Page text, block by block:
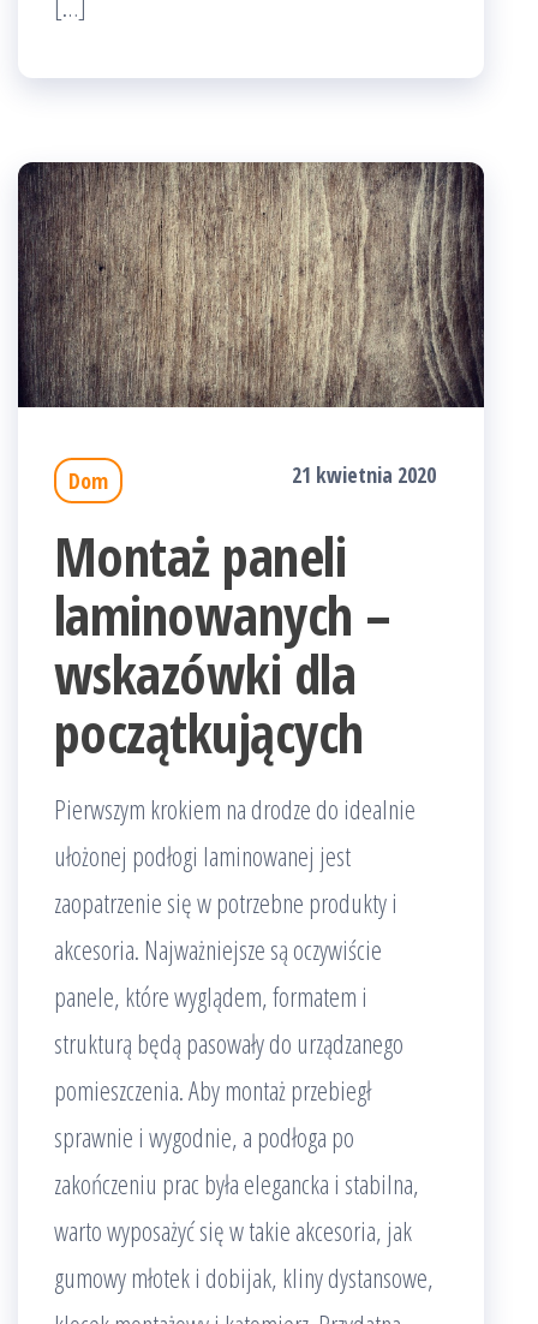
Dom 21 kwietnia 2020
Montaż paneli
laminowanych –
wskazówki dla
początkujących
Pierwszym krokiem na drodze do idealnie
ułożonej podłogi laminowanej jest
zaopatrzenie się w potrzebne produkty i
akcesoria. Najważniejsze są oczywiście
panele, które wyglądem, formatem i
strukturą będą pasowały do urządzanego
pomieszczenia. Aby montaż przebiegł
sprawnie i wygodnie, a podłoga po
zakończeniu prac była elegancka i stabilna,
warto wyposażyć się w takie akcesoria, jak
gumowy młotek i dobijak, kliny dystansowe,